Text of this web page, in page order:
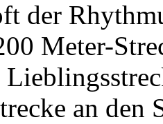
der
Meter-
an den